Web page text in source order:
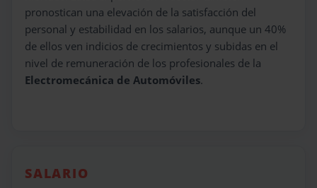
pronostican una elevación de la satisfacción del
personal y estabilidad en los salarios, aunque un 40%
de ellos ven indicios de crecimientos y subidas en el
nivel de remuneración de los profesionales de la
Electromecánica de Automóviles.
SALARIO